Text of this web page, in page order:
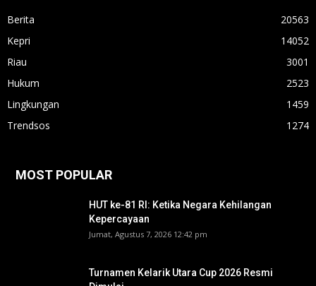
Berita
20563
Kepri
14052
Riau
3001
Hukum
2523
Lingkungan
1459
Trendsos
1274
MOST POPULAR
HUT ke-81 RI: Ketika Negara Kehilangan
Kepercayaan
Jumat, Agustus 7, 2026 12:42 pm
Turnamen Kelarik Utara Cup 2026 Resmi